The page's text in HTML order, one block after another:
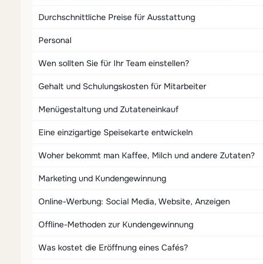
Durchschnittliche Preise für Ausstattung
Personal
Wen sollten Sie für Ihr Team einstellen?
Gehalt und Schulungskosten für Mitarbeiter
Menügestaltung und Zutateneinkauf
Eine einzigartige Speisekarte entwickeln
Woher bekommt man Kaffee, Milch und andere Zutaten?
Marketing und Kundengewinnung
Online-Werbung: Social Media, Website, Anzeigen
Offline-Methoden zur Kundengewinnung
Was kostet die Eröffnung eines Cafés?